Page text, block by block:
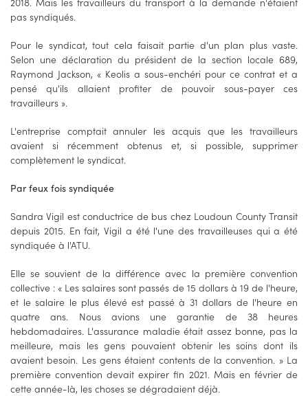
pas syndiqués.
Pour le syndicat, tout cela faisait partie d'un plan plus vaste.
Selon une déclaration du président de la section locale 689,
Raymond Jackson, « Keolis a sous-enchéri pour ce contrat et a
pensé qu'ils allaient profiter de pouvoir sous-payer ces
travailleurs ».
L'entreprise comptait annuler les acquis que les travailleurs
avaient si récemment obtenus et, si possible, supprimer
complètement le syndicat.
Par feux fois syndiquée
Sandra Vigil est conductrice de bus chez Loudoun County Transit
depuis 2015. En fait, Vigil a été l'une des travailleuses qui a été
syndiquée à l'ATU.
Elle se souvient de la différence avec la première convention
collective : « Les salaires sont passés de 15 dollars à 19 de l'heure,
et le salaire le plus élevé est passé à 31 dollars de l'heure en
quatre ans. Nous avions une garantie de 38 heures
hebdomadaires. L'assurance maladie était assez bonne, pas la
meilleure, mais les gens pouvaient obtenir les soins dont ils
avaient besoin. Les gens étaient contents de la convention. » La
première convention devait expirer fin 2021. Mais en février de
cette année-là, les choses se dégradaient déjà.